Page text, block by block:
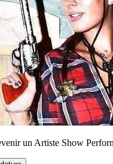
un Artiste Show